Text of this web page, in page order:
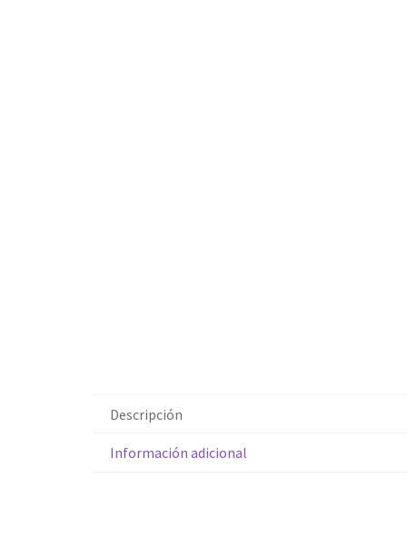
Descripción
Información adicional